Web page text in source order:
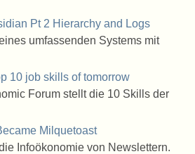
Pt 2 Hierarchy and Logs
umfassenden Systems mit
10 job skills of tomorrow
Forum stellt die 10 Skills der
Milquetoast
Infoökonomie von Newslettern.